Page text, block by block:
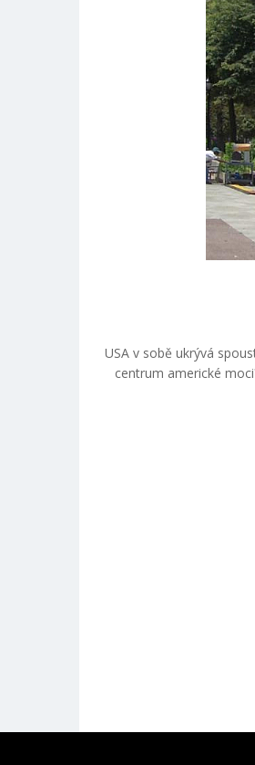
USA v sobě ukrývá
centrum americké